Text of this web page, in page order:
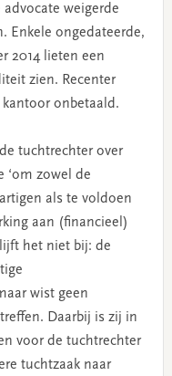
weigerde
Enkele ongedateerde,
2014 lieten een
zien. Recenter
onbetaald.
tuchtrechter over
‘om zowel de
als te voldoen
aan (financieel)
het niet bij: de
wist geen
Daarbij is zij in
voor de tuchtrechter
tuchtzaak naar